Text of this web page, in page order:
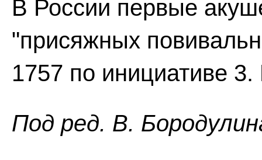
В России первые
"присяжных
1757 по инициативе
Пoд peд. B.